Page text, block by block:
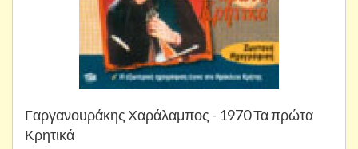
Γαργανουράκης Χαράλαμπος - 1970 Τα πρώτα
Κρητικά